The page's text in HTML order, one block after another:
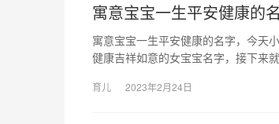
寓意宝宝一生平安健康的
寓意宝宝一生平安健康的名字，今天
健康吉祥如意的女宝宝名字，接下来
育儿 2023年2月24日